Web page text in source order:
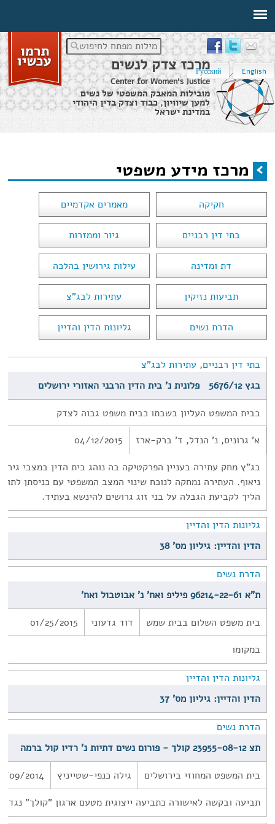
מילות מפתח לחיפוש
English
Русский
מרכז צדק לנשים
Center for Women's Justice
מובילות המאבק המשפטי של נשים
למען שיוויון, כבוד וצדק בדין היהודי
במדינת ישראל
הינך נמצא כאן
מרכז מידע משפטי
חקיקה מאמרים אקדמיים
בתי דין רבניים גיור וממזרות
דת ומדינה עילות גירושין בהלכה
תביעות נזיקין עתירות לבג"צ
הדרת נשים גליונות הדין והדיין
בתי דין רבניים,עתירות לבג"צ
בגץ 5676/12 ‏ ‏ פלונית נ' בית הדין הרבני האזורי ירושלים
בבית המשפט העליון בשבתו כבית משפט גבוה לצדק
א' גרוניס, נ' הנדל, ד' ברק-ארז
04/12/2015
בג"ץ מחק עתירה בעניין הפרקטיקה בה נוהג בית הדין במצבי
ניאוף. העתירה נמחקה לנוכח שינוי המצב המשפטי עם כניסתן
הליך לקביעת הגבלה על בני זוג גרושים להינשא בעתיד.
גליונות הדין והדיין
הדין והדיין: גיליון מס' 38
הדרת נשים
ת"א 96214-22-61 פיליפ ואח' נ' אבוטבול ואח'
בית משפט השלום בבית שמש דוד גדעוני
01/25/2015
במקומו
גליונות הדין והדיין
הדין והדיין: גיליון מס' 37
הדרת נשים
תצ 23955-08-12 קולך - פורום נשים דתיות נ' רדיו קול ברמה
בית המשפט המחוזי בירושלים גילה כנפי-שטייניץ
09/2014
תביעה ובקשה לאישורה כתביעה ייצוגית מטעם ארגון "קולך" נגד